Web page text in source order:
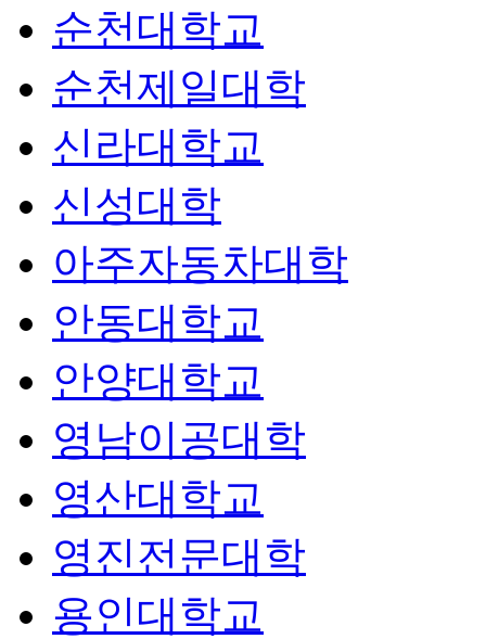
순천대학교
순천제일대학
신라대학교
신성대학
아주자동차대학
안동대학교
안양대학교
영남이공대학
영산대학교
영진전문대학
용인대학교